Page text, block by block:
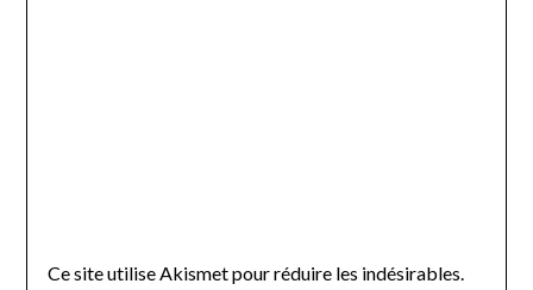
Ce site utilise Akismet pour réduire les indésirables.